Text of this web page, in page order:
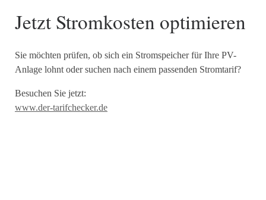
Jetzt Stromkosten optimieren
Sie möchten prüfen, ob sich ein Stromspeicher für Ihre PV-
Anlage lohnt oder suchen nach einem passenden Stromtarif?
Besuchen Sie jetzt:
www.der-tarifchecker.de